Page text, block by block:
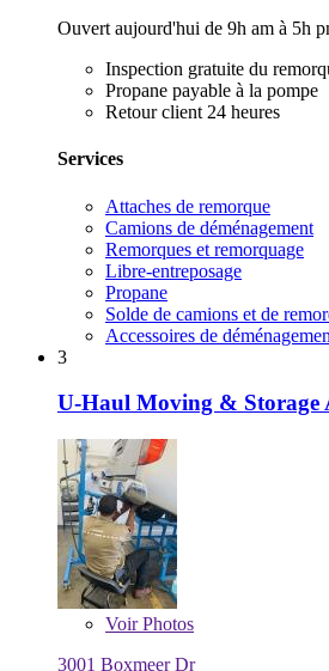
Ouvert aujourd'hui de 9h am à 5h
Inspection gratuite du
Propane payable à la pompe
Retour client 24 heures
Services
Attaches de remorque
Camions de déménagement
Remorques et remorquage
Libre-entreposage
Propane
Solde de camions et de
Accessoires de
3
U-Haul Moving & Storage
VoirPhotos
3001 Boxmeer Dr